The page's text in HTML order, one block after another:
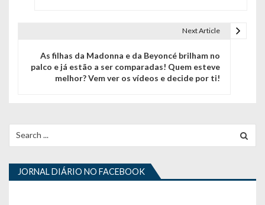
ã
o
d
Next Article
As filhas da Madonna e da Beyoncé brilham no
palco e já estão a ser comparadas! Quem esteve
melhor? Vem ver os vídeos e decide por ti!
for:
JORNAL DIÁRIO NO FACEBOOK